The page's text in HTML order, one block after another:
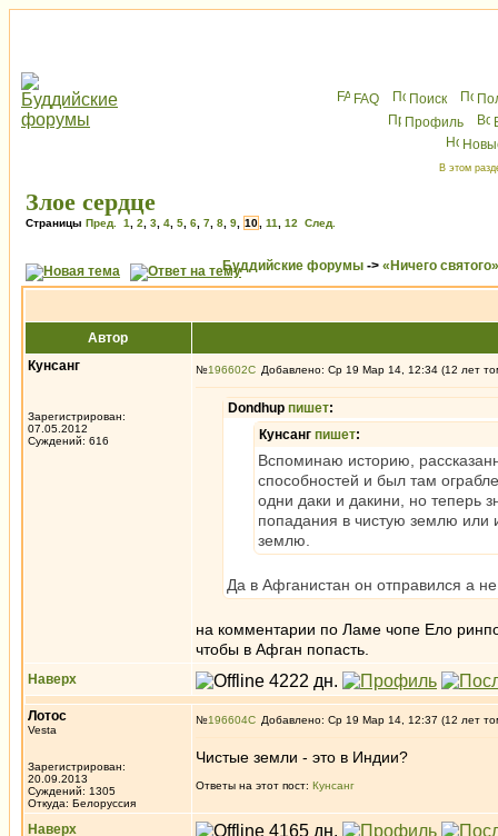
FAQ Поиск
Профиль
В этом
Злое сердце
Страницы Пред. 1 2 3 4 5 6 7 8 9 10 11 12 След.
Буддийские форумы -> «Ничего святого»
Автор
Кунсанг
Зарегистрирован:
07.05.2012
Суждений: 616
№196602 Добавлено: Ср 19 Мар 14, 12:34 (12 лет
Dondhup пишет:
Кунсанг пишет:
Вспоминаю историю,
способностей и был там
одни даки и дакини, но теперь
попадания в чистую землю или
землю.
Да в Афганистан он отправился а
на комментарии по Ламе чопе Ело
чтобы в Афган попасть.
Наверх
Лотос
Vesta
Зарегистрирован:
20.09.2013
Суждений: 1305
Откуда: Белоруссия
№196604 Добавлено: Ср 19 Мар 14, 12:37 (12 лет
Чистые земли - это в Индии?
Ответы на этот пост: Кунсанг
Наверх